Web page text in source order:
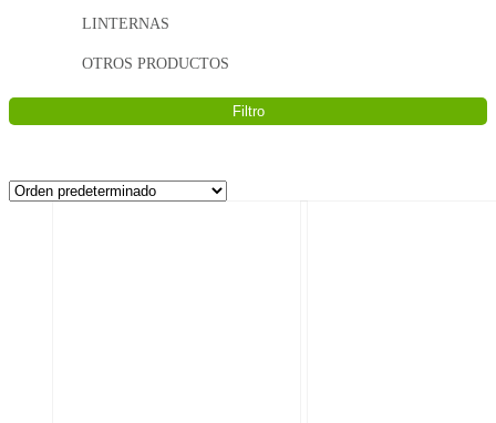
OTROS PRODUCTOS
LINTERNAS
Filtro